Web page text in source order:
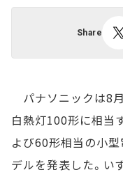
Share
パナソニックは8月
白熱灯100形に相当
よび60形相当の小型
デルを発表した。い